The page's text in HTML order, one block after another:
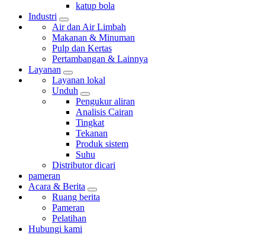
katup bola
Industri
Air dan Air Limbah
Makanan & Minuman
Pulp dan Kertas
Pertambangan & Lainnya
Layanan
Layanan lokal
Unduh
Pengukur aliran
Analisis Cairan
Tingkat
Tekanan
Produk sistem
Suhu
Distributor dicari
pameran
Acara & Berita
Ruang berita
Pameran
Pelatihan
Hubungi kami